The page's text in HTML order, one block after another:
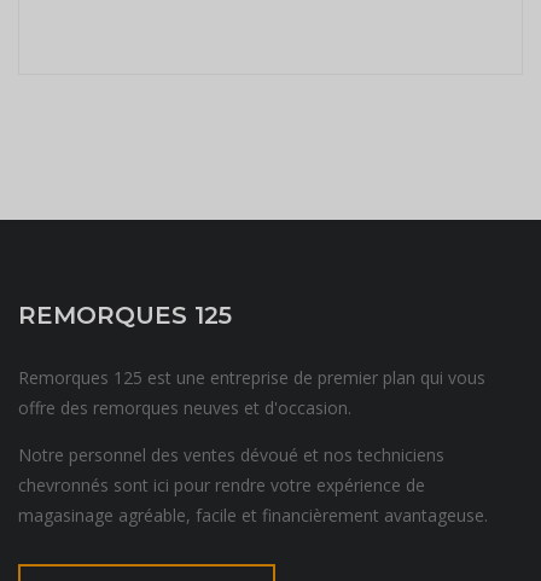
REMORQUES 125
Remorques 125 est une entreprise de premier plan qui vous
offre des remorques neuves et d'occasion.
Notre personnel des ventes dévoué et nos techniciens
chevronnés sont ici pour rendre votre expérience de
magasinage agréable, facile et financièrement avantageuse.